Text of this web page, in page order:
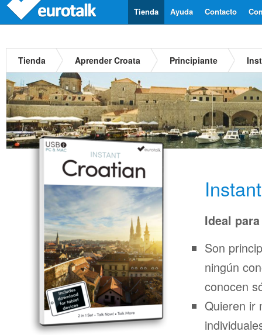
Contacto
Ayuda
Tienda
Tienda Aprender Croata Principiante
Ideal
Son
ningún
conocen
Quieren ir